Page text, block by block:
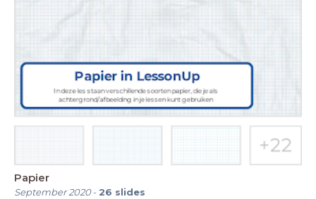
Papier
September 2020- 26 slides